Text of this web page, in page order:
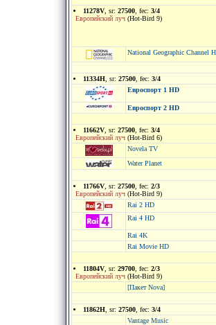
11278V , sr: 27500 , fec: 3/4
Европейский луч (Hot-Bird 9)
National Geographic Channel
11334H , sr: 27500 , fec: 3/4
Евроспорт 1 HD
Евроспорт 2 HD
11662V , sr: 27500 , fec: 3/4
Европейский луч (Hot-Bird 6)
Novela TV
Water Planet
11766V , sr: 27500 , fec: 2/3
Европейский луч (Hot-Bird 9)
Rai 2 HD
Rai 4 HD
Rai 4K
Rai Movie HD
11804V , sr: 29700 , fec: 2/3
Европейский луч (Hot-Bird 9)
[Пакет Nova]
11862H , sr: 27500 , fec: 3/4
Vantage Music